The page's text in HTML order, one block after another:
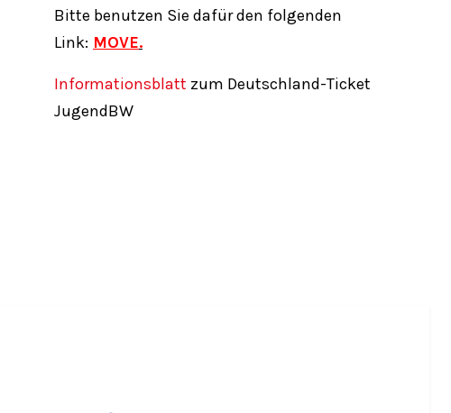
Bitte benutzen Sie dafür den folgenden
Link: MOVE.
Informationsblatt zum Deutschland-Ticket
JugendBW